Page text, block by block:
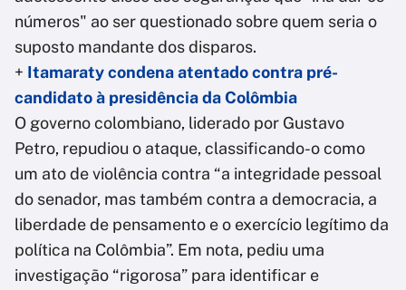
números" ao ser questionado sobre quem seria o
suposto mandante dos disparos.
+ Itamaraty condena atentado contra pré-
candidato à presidência da Colômbia
O governo colombiano, liderado por Gustavo
Petro, repudiou o ataque, classificando-o como
um ato de violência contra “a integridade pessoal
do senador, mas também contra a democracia, a
liberdade de pensamento e o exercício legítimo da
política na Colômbia”. Em nota, pediu uma
investigação “rigorosa” para identificar e